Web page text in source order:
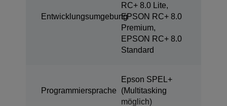
Entwicklungsumgebung
RC+ 8.0 Lite,
EPSON RC+ 8.0
Premium,
EPSON RC+ 8.0
Standard
Programmiersprache
Epson SPEL+
(Multitasking
möglich)